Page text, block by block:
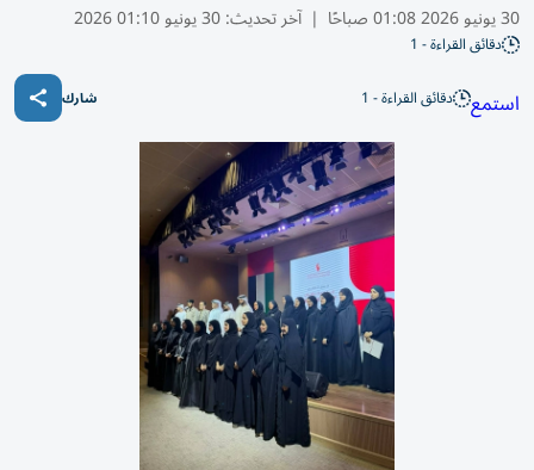
30 يونيو 2026 01:08 صباحًا | آخر تحديث:30 يونيو 01:10 2026
دقائق القراءة - 1
استمع دقائق القراءة - 1 شارك